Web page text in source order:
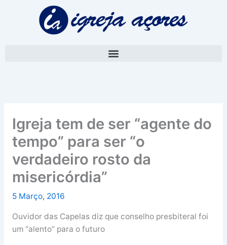
Igreja tem de ser “agente do
tempo” para ser “o
verdadeiro rosto da
misericórdia”
5 Março, 2016
Ouvidor das Capelas diz que conselho presbiteral foi
um “alento” para o futuro